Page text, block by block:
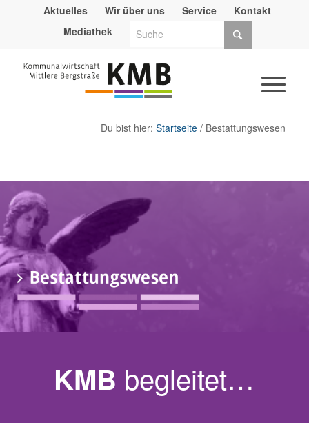
Aktuelles Wir über uns Service
Kontakt
Mediathek
Du bist hier: Startseite / Bestattungswesen
KMB begleitet…